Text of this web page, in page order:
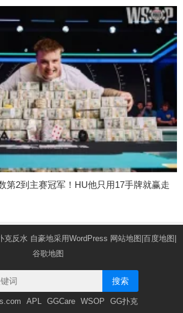
第2到主赛冠军！HU他只用17手牌就赢走
克反水 自豪地采用WordPress 网站地图|百度地图|
谷歌地图
搜索
APL GGCare WSOP GG扑克